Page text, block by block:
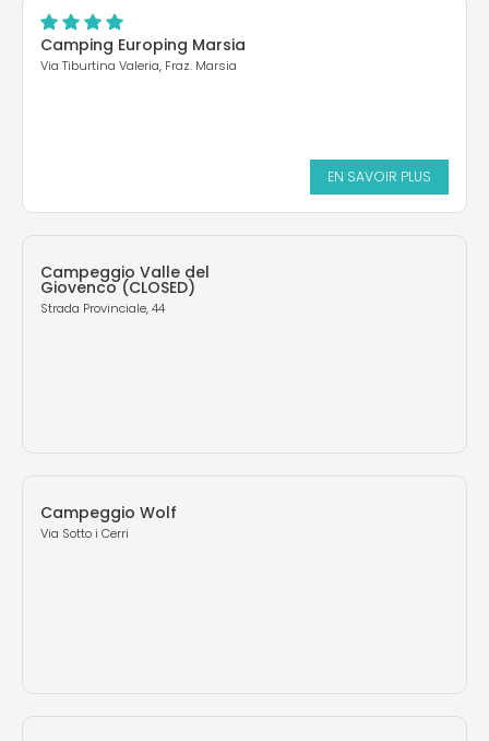
Camping Europing Marsia
Via Tiburtina Valeria, Fraz. Marsia
EN SAVOIR PLUS
Campeggio Valle del
Giovenco (CLOSED)
Strada Provinciale, 44
Campeggio Wolf
Via Sotto i Cerri